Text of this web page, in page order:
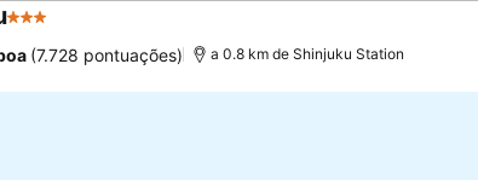
3 Estrelas
(7.728 pontuações) a 0.8 km de Shinjuku Station